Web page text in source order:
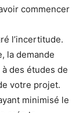
commencer
l’incertitude.
la demande
des études de
votre projet.
minimisé le